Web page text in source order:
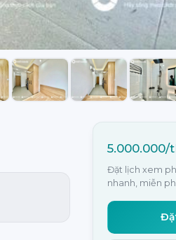
5.000.000/
Đặt lịch xem
nhanh, miễn